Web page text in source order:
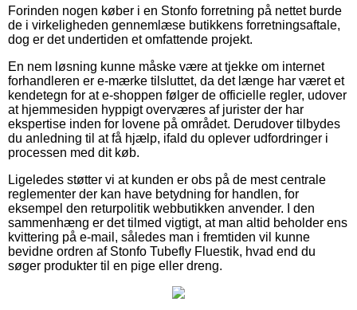
Forinden nogen køber i en Stonfo forretning på nettet burde
de i virkeligheden gennemlæse butikkens forretningsaftale,
dog er det undertiden et omfattende projekt.
En nem løsning kunne måske være at tjekke om internet
forhandleren er e-mærke tilsluttet, da det længe har været et
kendetegn for at e-shoppen følger de officielle regler, udover
at hjemmesiden hyppigt overværes af jurister der har
ekspertise inden for lovene på området. Derudover tilbydes
du anledning til at få hjælp, ifald du oplever udfordringer i
processen med dit køb.
Ligeledes støtter vi at kunden er obs på de mest centrale
reglementer der kan have betydning for handlen, for
eksempel den returpolitik webbutikken anvender. I den
sammenhæng er det tilmed vigtigt, at man altid beholder ens
kvittering på e-mail, således man i fremtiden vil kunne
bevidne ordren af Stonfo Tubefly Fluestik, hvad end du
søger produkter til en pige eller dreng.